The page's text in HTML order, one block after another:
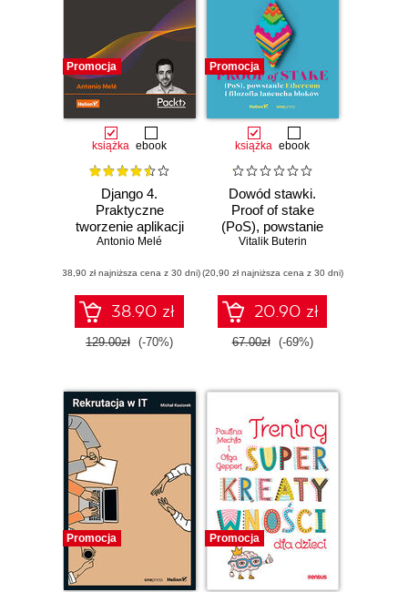
Promocja
książka ebook
Django 4.
Praktyczne
tworzenie aplikacji
sieciowych.
Antonio Melé
(38,90 zł najniższa cena z 30 dni)
38.90 zł
129.00zł (-70%)
Promocja
książka ebook
Dowód stawki.
Proof of stake
(PoS), powstanie
Ethereum i filozofia
Vitalik Buterin
(20,90 zł najniższa cena z 30 dni)
20.90 zł
67.00zł (-69%)
Promocja Promocja